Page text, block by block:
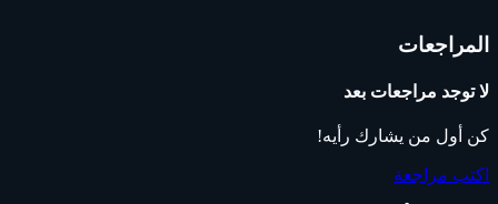
المراجعات
لا توجد مراجعات بعد
كن أول من يشارك رأيه!
اكتب مراجعة